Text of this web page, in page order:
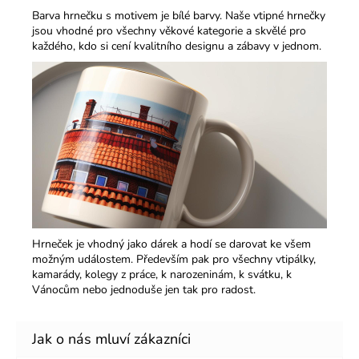
Barva hrnečku s motivem je bílé barvy. Naše vtipné hrnečky
jsou vhodné pro všechny věkové kategorie a skvělé pro
každého, kdo si cení kvalitního designu a zábavy v jednom.​
Hrneček je vhodný jako dárek a hodí se darovat ke všem
možným událostem. Především pak pro všechny vtipálky,
kamarády, kolegy z práce, k narozeninám, k svátku, k
Vánocům nebo jednoduše jen tak pro radost.